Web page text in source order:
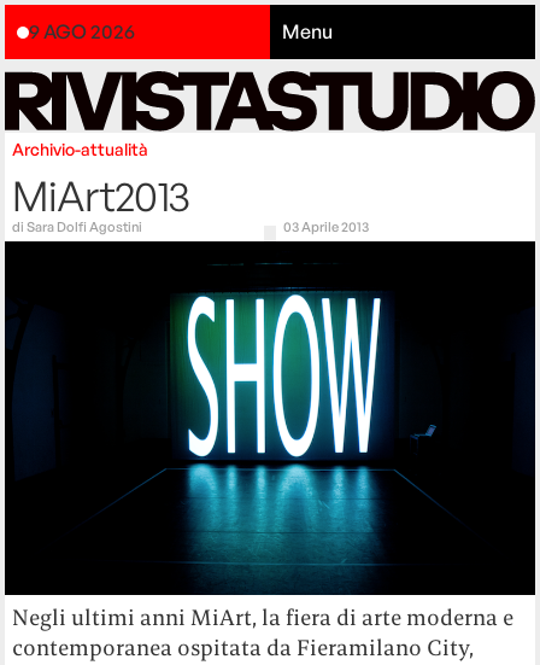
9 AGO 2026 Menu
Archivio-attualità
MiArt2013
diSara Dolfi Agostini 03 Aprile 2013
Negli ultimi anni MiArt, la fiera di arte moderna e
contemporanea ospitata da Fieramilano City,